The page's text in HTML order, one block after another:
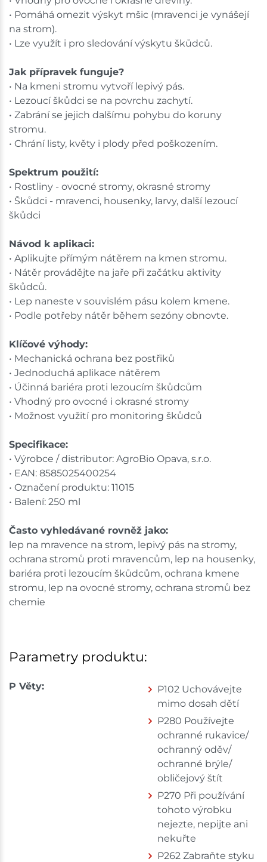
Parametry produktu:
P Věty:
P102 Uchovávejte
mimo dosah dětí
P280 Používejte
ochranné rukavice/
ochranný oděv/
ochranné brýle/
obličejový štít
P270 Při používání
tohoto výrobku
nejezte, nepijte ani
nekuřte
P262 Zabraňte styku
• Pomáhá omezit výskyt mšic (mravenci je vynášejí
na strom).
• Lze využít i pro sledování výskytu škůdců.
Jak přípravek funguje?
• Na kmeni stromu vytvoří lepivý pás.
• Lezoucí škůdci se na povrchu zachytí.
• Zabrání se jejich dalšímu pohybu do koruny
stromu.
• Chrání listy, květy i plody před poškozením.
Spektrum použití:
• Rostliny - ovocné stromy, okrasné stromy
• Škůdci - mravenci, housenky, larvy, další lezoucí
škůdci
Návod k aplikaci:
• Aplikujte přímým nátěrem na kmen stromu.
• Nátěr provádějte na jaře při začátku aktivity
škůdců.
• Lep naneste v souvislém pásu kolem kmene.
• Podle potřeby nátěr během sezóny obnovte.
Klíčové výhody:
• Mechanická ochrana bez postřiků
• Jednoduchá aplikace nátěrem
• Účinná bariéra proti lezoucím škůdcům
• Vhodný pro ovocné i okrasné stromy
• Možnost využití pro monitoring škůdců
Specifikace:
• Výrobce / distributor: AgroBio Opava, s.r.o.
• EAN: 8585025400254
• Označení produktu: 11015
• Balení: 250 ml
Často vyhledávané rovněž jako:
lep na mravence na strom, lepivý pás na stromy,
ochrana stromů proti mravencům, lep na housenky,
bariéra proti lezoucím škůdcům, ochrana kmene
stromu, lep na ovocné stromy, ochrana stromů bez
chemie